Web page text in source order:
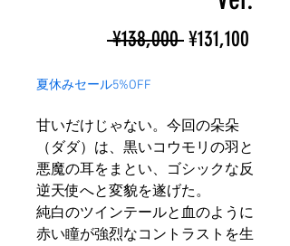
¥138,000 ราคา
¥131,100
夏休みセール5%OFF
甘いだけじゃない。今回の朵朵
（ダダ）は、黒いコウモリの羽と
悪魔の耳をまとい、ゴシックな反
逆天使へと変貌を遂げた。
純白のツインテールと血のように
赤い瞳が強烈なコントラストを生